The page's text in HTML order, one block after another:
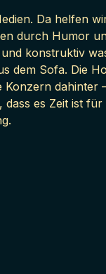
Da helfen
durch Humor
konstruktiv
dem Sofa. Die
dahinter
es Zeit ist